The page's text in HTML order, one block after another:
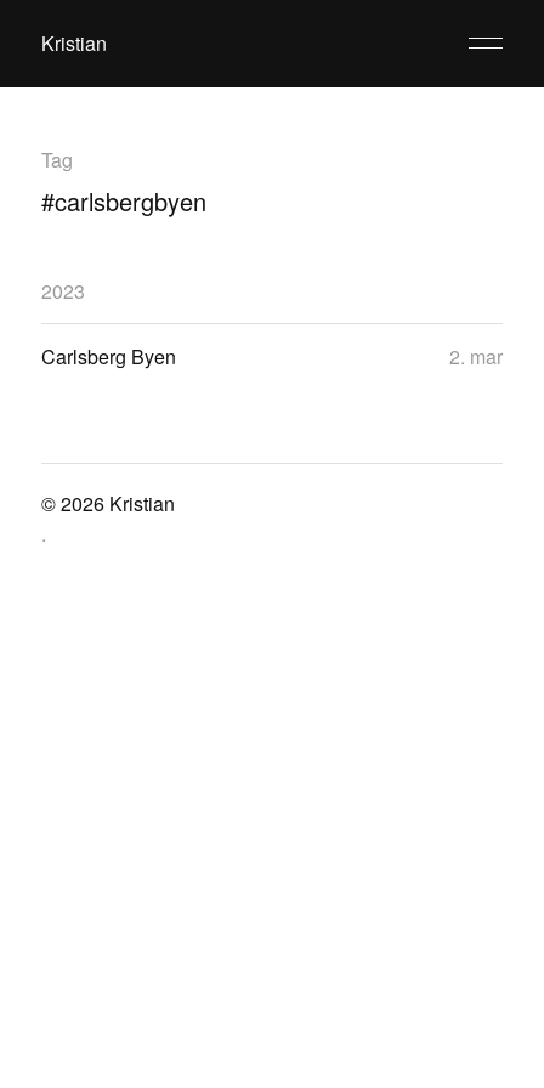
Kristian
Tag
#carlsbergbyen
2023
Carlsberg Byen 2. mar
© 2026 Kristian
.